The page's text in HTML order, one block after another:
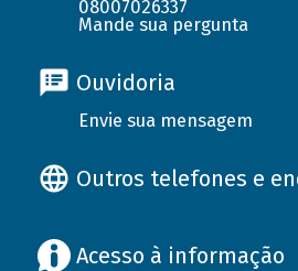
08007026337
Mande sua pergunta
Ouvidoria
Envie sua mensagem
Outros telefones e
Acesso à informação